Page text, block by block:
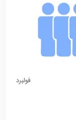
فولبرد